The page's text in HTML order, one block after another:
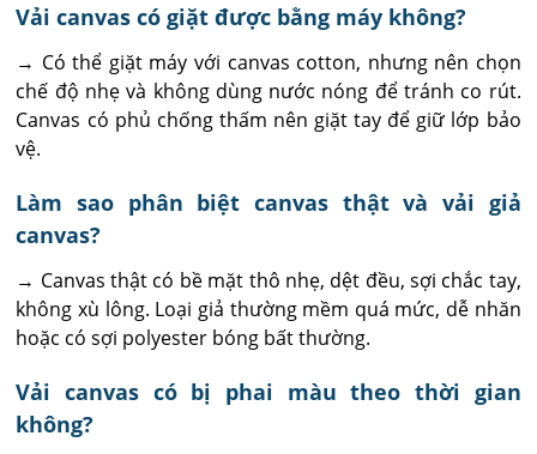
Vải canvas có giặt được bằng máy không?
→ Có thể giặt máy với canvas cotton, nhưng nên chọn
chế độ nhẹ và không dùng nước nóng để tránh co rút.
Canvas có phủ chống thấm nên giặt tay để giữ lớp bảo
vệ.
Làm sao phân biệt canvas thật và vải giả
canvas?
→ Canvas thật có bề mặt thô nhẹ, dệt đều, sợi chắc tay,
không xù lông. Loại giả thường mềm quá mức, dễ nhăn
hoặc có sợi polyester bóng bất thường.
Vải canvas có bị phai màu theo thời gian
không?